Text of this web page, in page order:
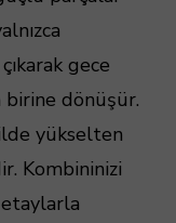
gece
birine dönüşür.
yükselten
Kombininizi